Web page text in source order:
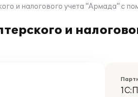
и налогового учета "Армада" с
и